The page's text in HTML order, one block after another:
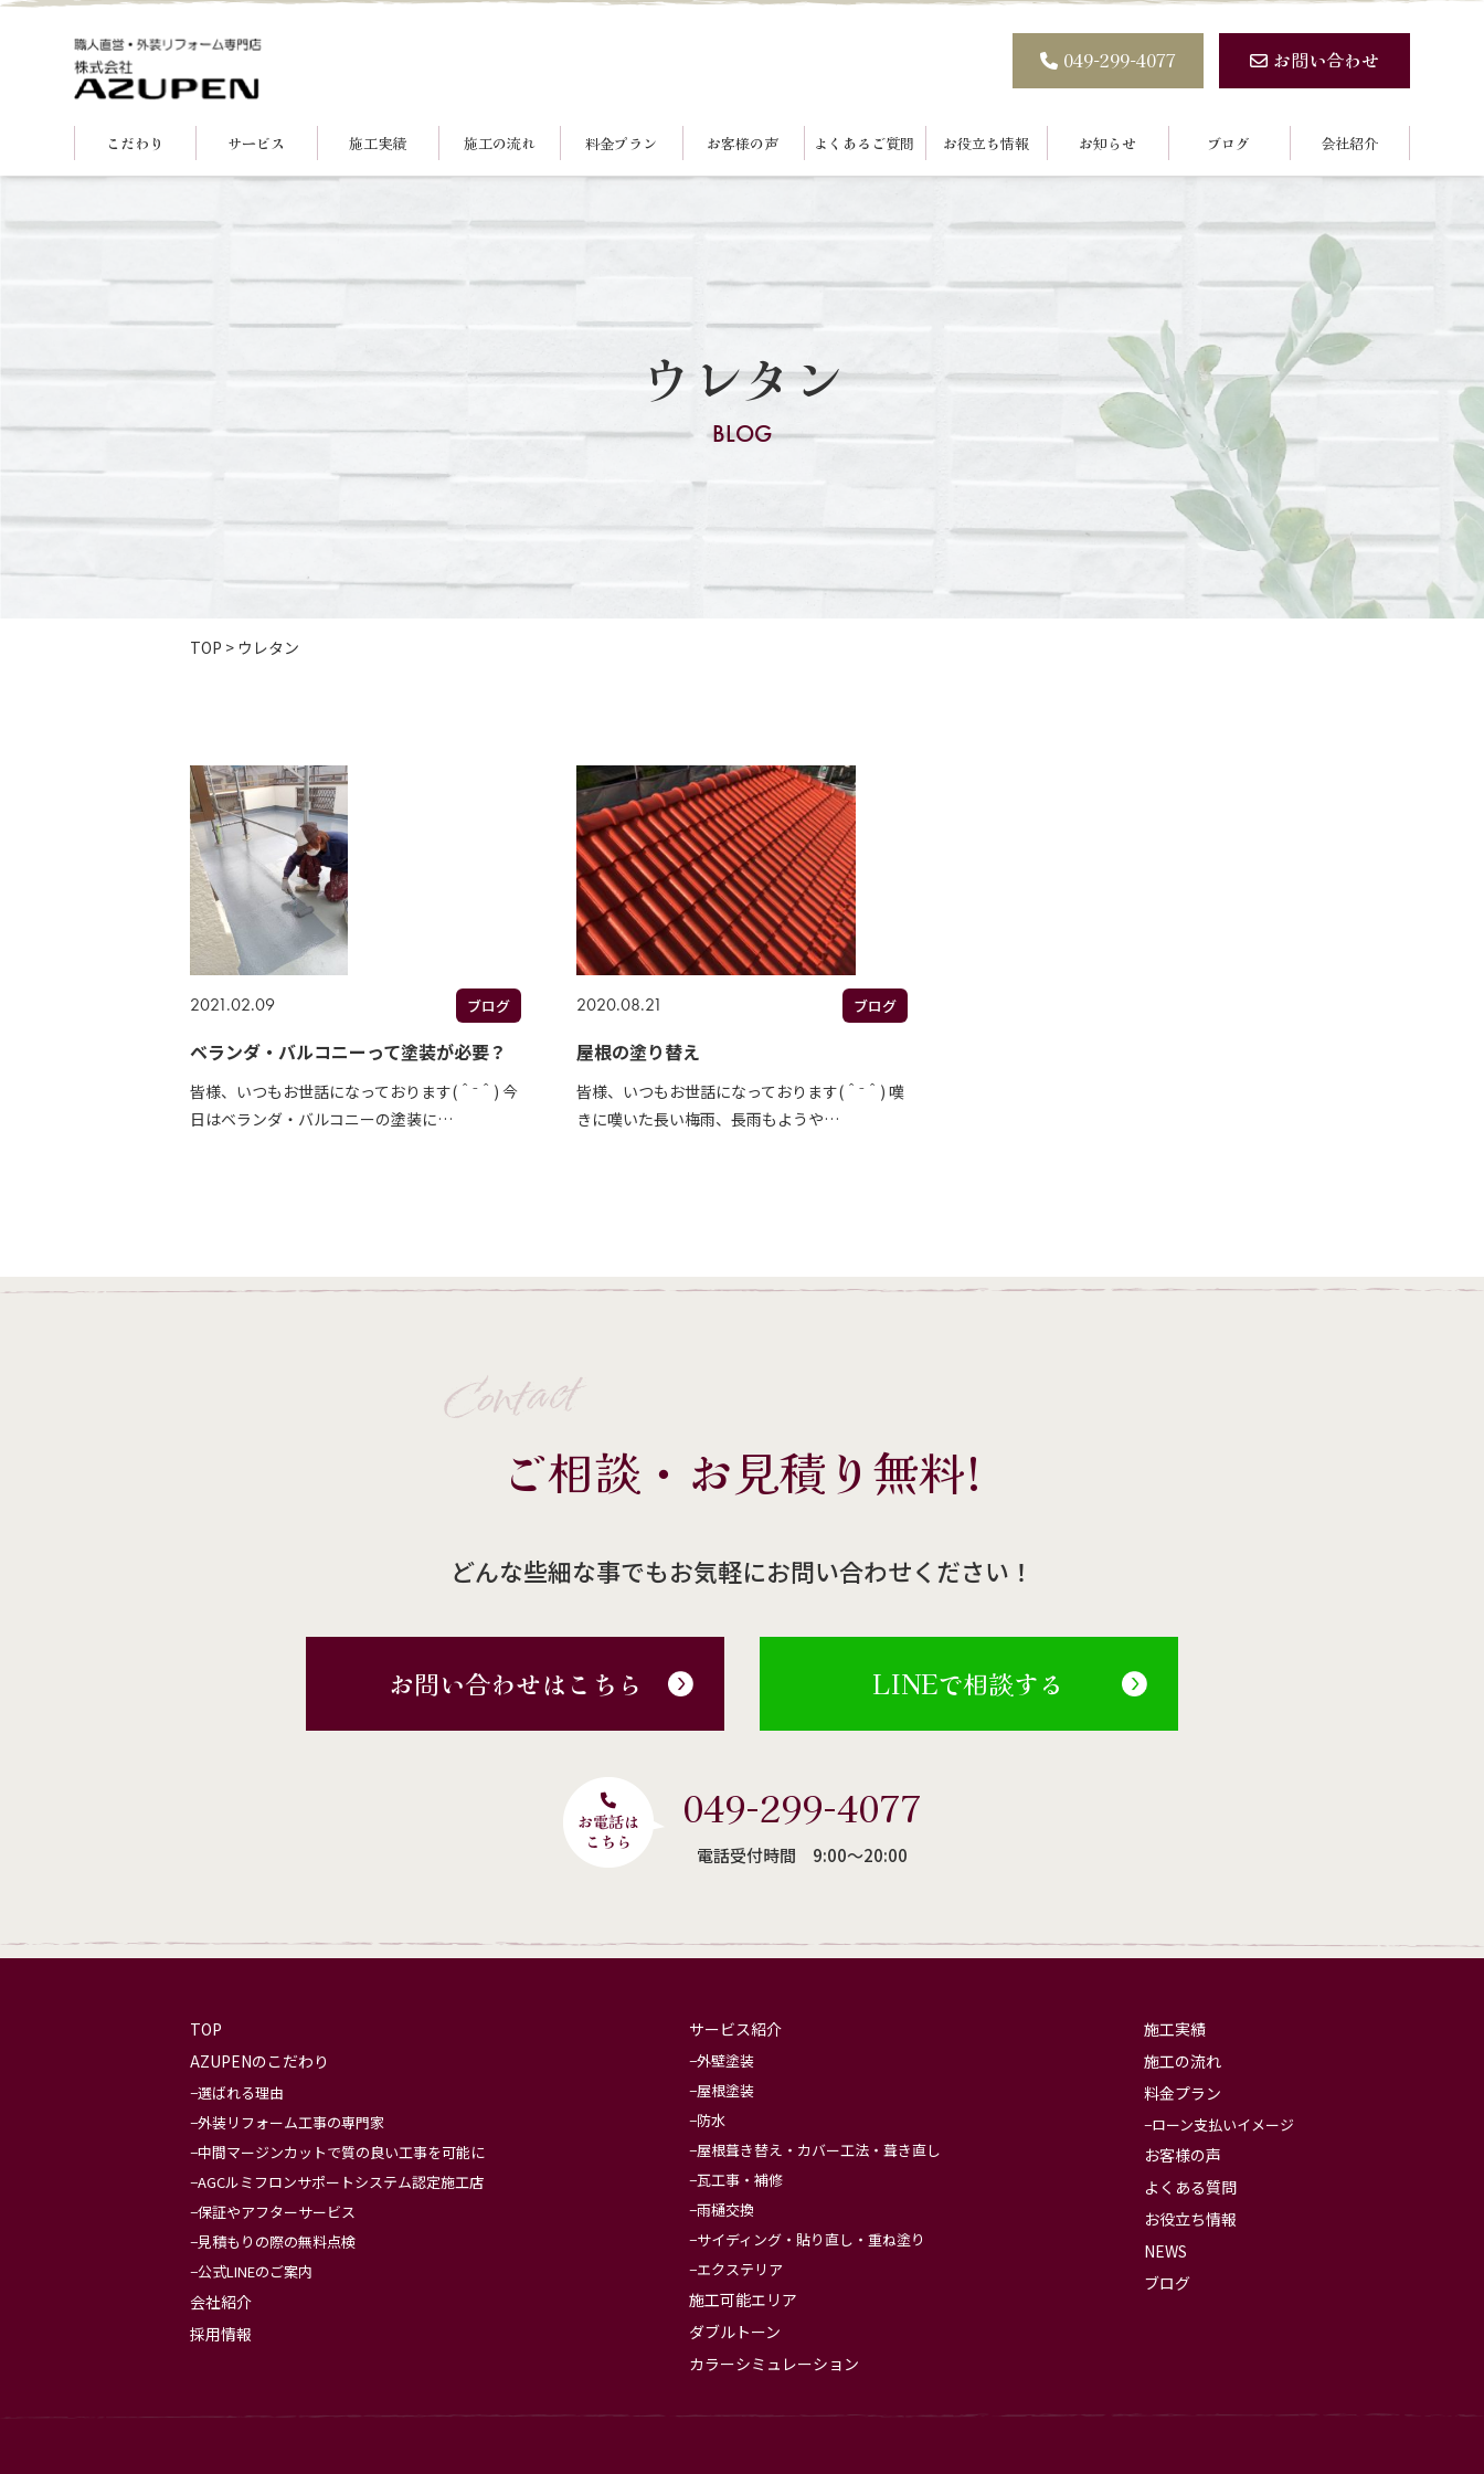
こだわり サービス 施工実績 施工の流れ 料金プラン お客様の声 よくあるご質問 お役立ち情報 お知らせ ブログ 会社紹介
049-299-4077 お問い合わせ
ウレタン
BLOG
TOP > ウレタン
2021.02.09 ブログ
ベランダ・バルコニーって塗装が必要？
皆様、いつもお世話になっております(＾⁻＾) 今
日はベランダ・バルコニーの塗装に…
2020.08.21 ブログ
屋根の塗り替え
皆様、いつもお世話になっております(＾⁻＾) 嘆
きに嘆いた長い梅雨、長雨もようや…
Contact
ご相談・お見積り無料!
どんな些細な事でもお気軽にお問い合わせください！
お問い合わせはこちら LINEで相談する
049-299-4077
電話受付時間 9:00〜20:00
TOP
AZUPENのこだわり
選ばれる理由
外装リフォーム工事の専門家
中間マージンカットで質の良い工事を可能に
AGCルミフロンサポートシステム認定施工店
保証やアフターサービス
見積もりの際の無料点検
公式LINEのご案内
会社紹介
採用情報
サービス紹介
外壁塗装
屋根塗装
防水
屋根葺き替え・カバー工法・葺き直し
瓦工事・補修
雨樋交換
サイディング・貼り直し・重ね塗り
エクステリア
施工可能エリア
ダブルトーン
カラーシミュレーション
施工実績
施工の流れ
料金プラン
ローン支払いイメージ
お客様の声
よくある質問
お役立ち情報
NEWS
ブログ